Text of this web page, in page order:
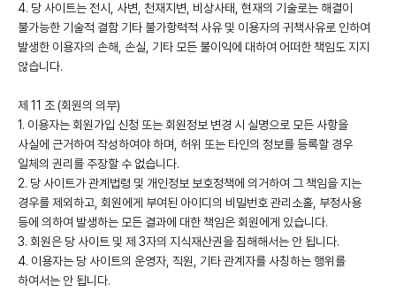
4. 당 사이트는 전시, 사변, 천재지변, 비상사태, 현재의 기술로는 해결이
불가능한 기술적 결함 기타 불가항력적 사유 및 이용자의 귀책사유로 인하여
발생한 이용자의 손해, 손실, 기타 모든 불이익에 대하여 어떠한 책임도 지지
않습니다.
제 11 조 (회원의 의무)
1. 이용자는 회원가입 신청 또는 회원정보 변경 시 실명으로 모든 사항을
사실에 근거하여 작성하여야 하며, 허위 또는 타인의 정보를 등록할 경우
일체의 권리를 주장할 수 없습니다.
2. 당 사이트가 관계법령 및 개인정보 보호정책에 의거하여 그 책임을 지는
경우를 제외하고, 회원에게 부여된 아이디의 비밀번호 관리소홀, 부정사용
등에 의하여 발생하는 모든 결과에 대한 책임은 회원에게 있습니다.
3. 회원은 당 사이트 및 제 3자의 지식재산권을 침해해서는 안 됩니다.
4. 이용자는 당 사이트의 운영자, 직원, 기타 관계자를 사칭하는 행위를
하여서는 안 됩니다.